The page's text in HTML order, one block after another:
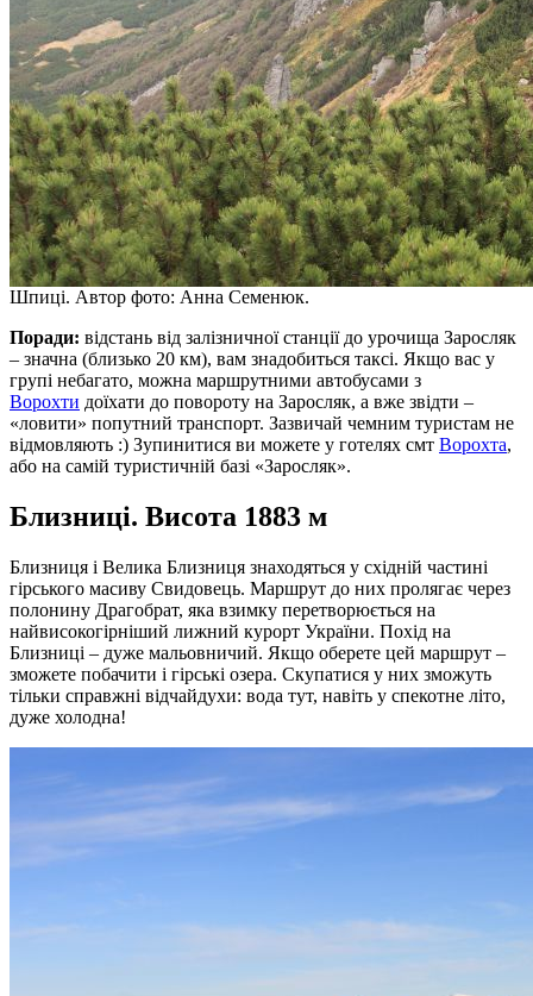
Шпиці. Автор фото: Анна Семенюк.
Поради: відстань від залізничної станції до урочища Заросляк
– значна (близько 20 км), вам знадобиться таксі. Якщо вас у
групі небагато, можна маршрутними автобусами з
Ворохти доїхати до повороту на Заросляк, а вже звідти –
«ловити» попутний транспорт. Зазвичай чемним туристам не
відмовляють :) Зупинитися ви можете у готелях смт Ворохта,
або на самій туристичній базі «Заросляк».
Близниці. Висота 1883 м
Близниця і Велика Близниця знаходяться у східній частині
гірського масиву Свидовець. Маршрут до них пролягає через
полонину Драгобрат, яка взимку перетворюється на
найвисокогірніший лижний курорт України. Похід на
Близниці – дуже мальовничий. Якщо оберете цей маршрут –
зможете побачити і гірські озера. Скупатися у них зможуть
тільки справжні відчайдухи: вода тут, навіть у спекотне літо,
дуже холодна!